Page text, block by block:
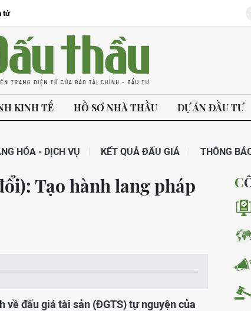
tử
KINH TẾ HỒ SƠ NHÀ THẦU DỰ ÁN ĐẦU TƯ
HÓA - DỊCH VỤ KẾT QUẢ ĐẤU GIÁ THÔNG
Tạo hành lang pháp
về đấu giá tài sản (ĐGTS) tự nguyện của